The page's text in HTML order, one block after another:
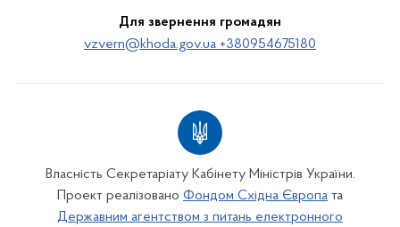
Для звернення громадян
vzvern@khoda.gov.ua +380954675180
Власність Секретаріату Кабінету Міністрів України.
Проект реалізовано Фондом Східна Європа та
Державним агентством з питань електронного